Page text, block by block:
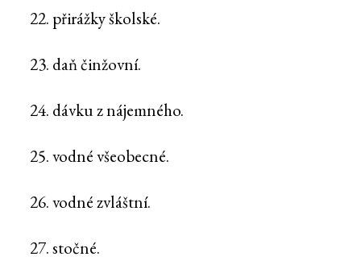
22. přirážky školské.
23. daň činžovní.
24. dávku z nájemného.
25. vodné všeobecné.
26. vodné zvláštní.
27. stočné.